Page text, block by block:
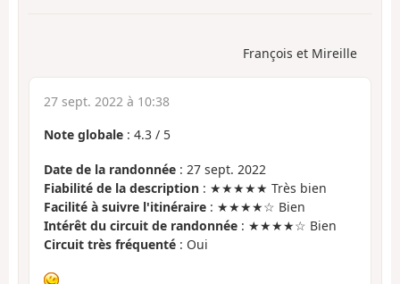
François et Mireille
27 sept. 2022 à 10:38
Note globale : 4.3 / 5
Date de la randonnée : 27 sept. 2022
Fiabilité de la description : ★★★★★ Très bien
Facilité à suivre l'itinéraire : ★★★★☆ Bien
Intérêt du circuit de randonnée : ★★★★☆ Bien
Circuit très fréquenté : Oui